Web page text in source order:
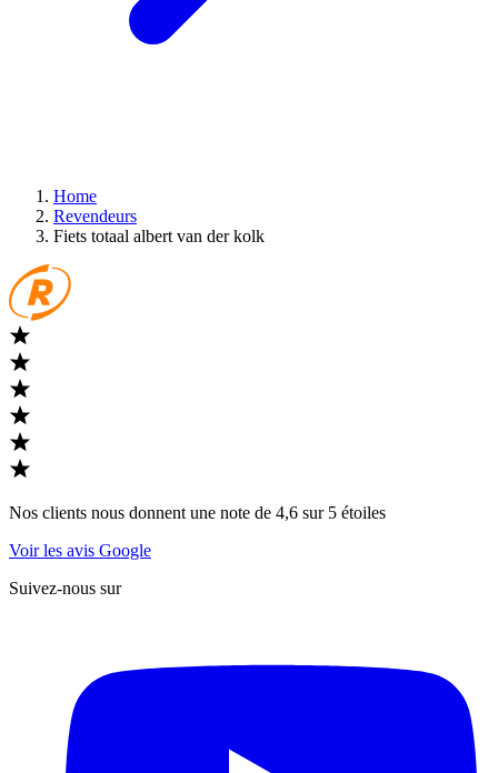
Home
Revendeurs
Fiets totaal albert van der kolk
Nos clients nous donnent une note de 4,6 sur 5 étoiles
Voir les avis Google
Suivez-nous sur